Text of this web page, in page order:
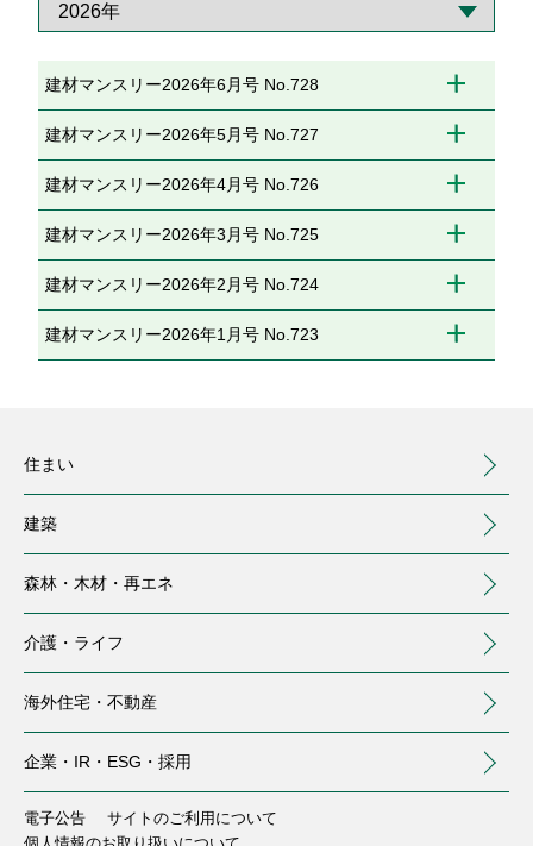
建材マンスリー2026年6月号 No.728
建材マンスリー2026年5月号 No.727
建材マンスリー2026年4月号 No.726
建材マンスリー2026年3月号 No.725
建材マンスリー2026年2月号 No.724
建材マンスリー2026年1月号 No.723
住まい
建築
森林・木材・ 再エネ
介護・ ライフ
海外住宅・ 不動産
企業・IR・ ESG・採用
住まい
注文住宅
建築
事業用建築
森林・木材・再エネ
トップ
介護・ライフ
介護サービス
海外住宅・不動産
企業・IR・ESG・採用
トップ
電子公告
サイトのご利用について